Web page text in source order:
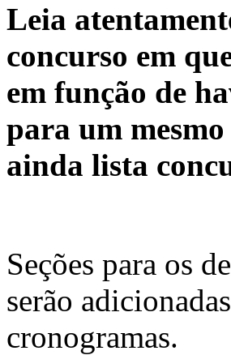
Leia
concurso em
em função de
para um
ainda lista
Seções para os
serão
cronogramas.